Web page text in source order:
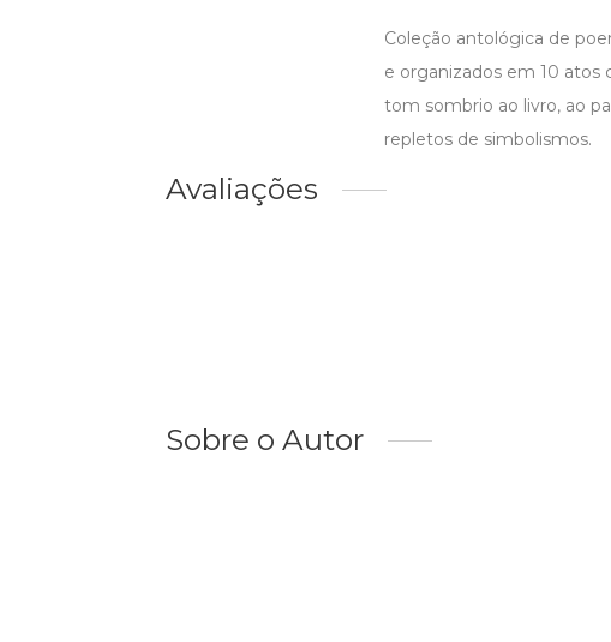
Coleção antológica de
e organizados em 10 atos
tom sombrio ao livro, ao
repletos de simbolismos.
Avaliações
Sobre o Autor